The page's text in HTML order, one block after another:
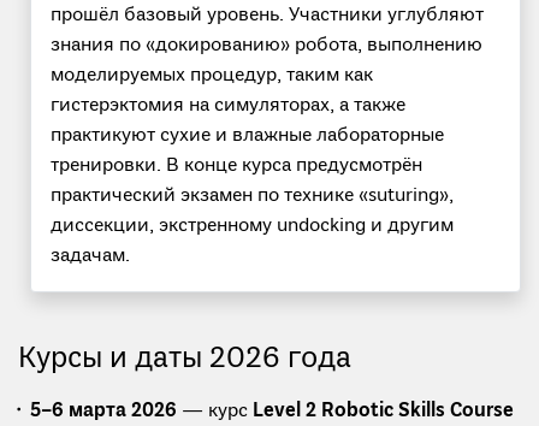
прошёл базовый уровень. Участники углубляют
знания по «докированию» робота, выполнению
моделируемых процедур, таким как
гистерэктомия на симуляторах, а также
практикуют сухие и влажные лабораторные
тренировки. В конце курса предусмотрён
практический экзамен по технике «suturing»,
диссекции, экстренному undocking и другим
задачам.
Курсы и даты 2026 года
5–6 марта 2026 — курс Level 2 Robotic Skills Course